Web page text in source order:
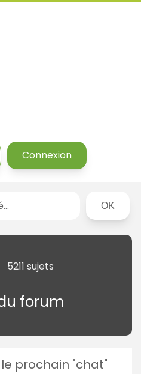
Connexion
Rechercher
5211 sujets
forum
prochain "chat"